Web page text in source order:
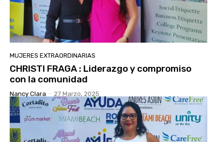
MUJERES EXTRAORDINARIAS
CHRISTI FRAGA : Liderazgo y compromiso
con la comunidad
Nancy Clara - 27 Marzo, 2025